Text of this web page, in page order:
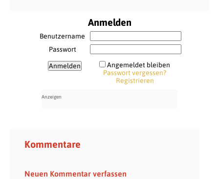
Anmelden
Benutzername
Passwort
Angemeldet bleiben
Passwort vergessen?
Registrieren
Kommentare
Neuen Kommentar verfassen